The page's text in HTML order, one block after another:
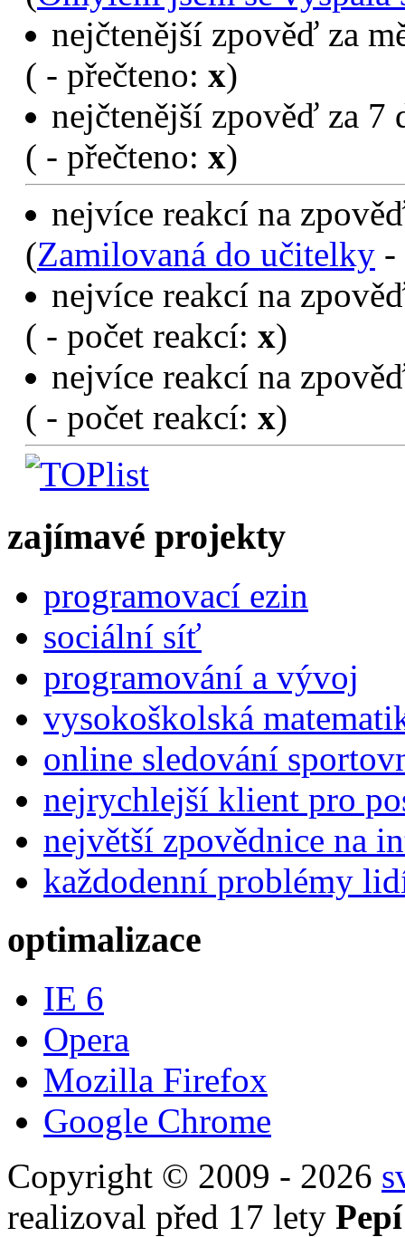
nejčtenější zpověď za
( - přečteno: x)
nejčtenější zpověď za 7
( - přečteno: x)
nejvíce reakcí na
(Zamilovaná do učitelky -
nejvíce reakcí na
( - počet reakcí: x)
nejvíce reakcí na
( - počet reakcí: x)
zajímavé projekty
programovací ezin
sociální síť
programování a vývoj
vysokoškolská
online sledování
nejrychlejší klient pro
největší zpovědnice na
každodenní problémy
optimalizace
IE 6
Opera
Mozilla Firefox
Google Chrome
Copyright © 2009 - 2026
realizoval před 17 lety